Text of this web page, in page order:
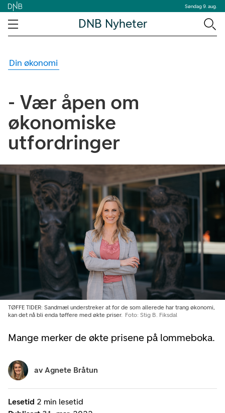
Søndag 9. aug.
DNB Nyheter
Din økonomi
- Vær åpen om
økonomiske
utfordringer
Mange merker de økte prisene på lommeboka.
TØFFE TIDER: Sandmæl understreker at for de som allerede har trang økonomi,
kan det nå bli enda tøffere med økte priser. Foto: Stig B. Fiksdal
Lesetid 2 min lesetid
av Agnete Bråtun